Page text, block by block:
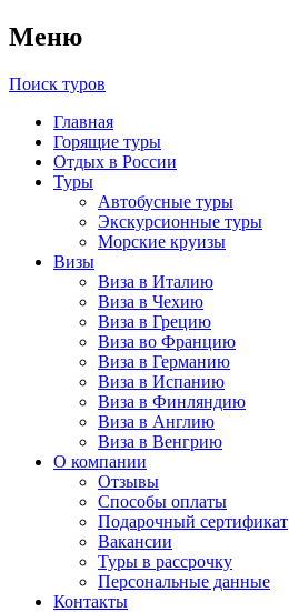
Меню
Поиск туров
Главная
Горящие туры
Отдых в России
Туры
Автобусные туры
Экскурсионные туры
Морские круизы
Визы
Виза в Италию
Виза в Чехию
Виза в Грецию
Виза во Францию
Виза в Германию
Виза в Испанию
Виза в Финляндию
Виза в Англию
Виза в Венгрию
О компании
Отзывы
Способы оплаты
Подарочный сертификат
Вакансии
Туры в рассрочку
Персональные данные
Контакты